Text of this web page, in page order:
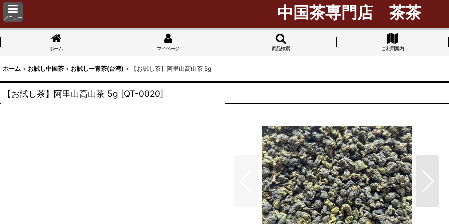
メニュー 中国茶専門店 茶茶
ホーム マイページ 商品検索 ご利用案内
ホーム > お試し中国茶 > お試しー青茶(台湾) > 【お試し茶】阿里山高山茶 5g
【お試し茶】阿里山高山茶 5g [QT-0020]